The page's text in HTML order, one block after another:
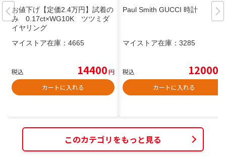
お値下げ【定価2.4万円】試着の
み 0.17ct×WG10K ツツミダ
イヤリング
マイストア在庫： 4665
税込 14400円
カートに入れる
Paul Smith GUCCI 時計
マイストア在庫： 3285
税込 12000
カートに入れる
このカテゴリをもっと見る